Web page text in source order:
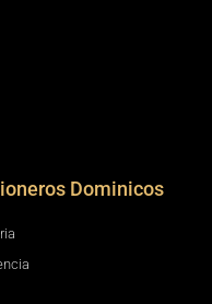
Dominicos